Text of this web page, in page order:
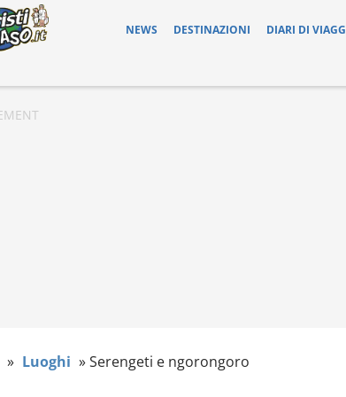
NEWS DESTINAZIONI DIARI DI
» Luoghi »Serengeti e ngorongoro